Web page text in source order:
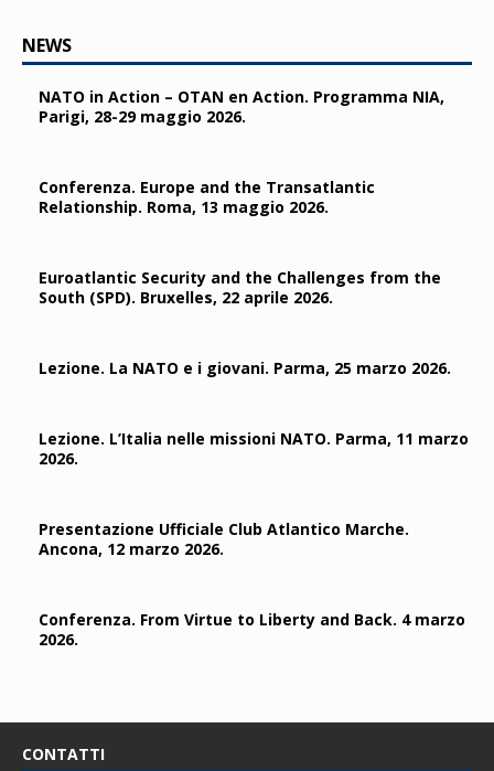
NEWS
NATO in Action – OTAN en Action. Programma NIA,
Parigi, 28-29 maggio 2026.
Conferenza. Europe and the Transatlantic
Relationship. Roma, 13 maggio 2026.
Euroatlantic Security and the Challenges from the
South (SPD). Bruxelles, 22 aprile 2026.
Lezione. La NATO e i giovani. Parma, 25 marzo 2026.
Lezione. L’Italia nelle missioni NATO. Parma, 11 marzo
2026.
Presentazione Ufficiale Club Atlantico Marche.
Ancona, 12 marzo 2026.
Conferenza. From Virtue to Liberty and Back. 4 marzo
2026.
CONTATTI